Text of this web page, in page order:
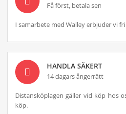
Få först, betala sen
I samarbete med Walley erbjuder vi
HANDLA SÄKERT
14 dagars ångerrätt
Distansköplagen gäller vid köp hos
köp.